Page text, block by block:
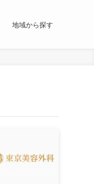
地域から探す